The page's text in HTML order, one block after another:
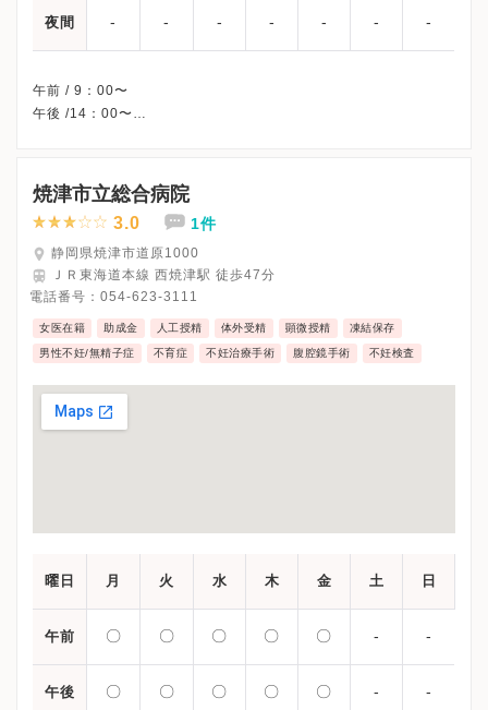
夜間 - - - - - - -
午前 / 9：00〜
午後 /14：00〜
焼津市立総合病院
3.0 1件
静岡県焼津市道原1000
ＪＲ東海道本線 西焼津駅 徒歩47分
電話番号： 054-623-3111
女医在籍 助成金 人工授精 体外受精 顕微授精 凍結保存
男性不妊/無精子症 不育症 不妊治療手術 腹腔鏡手術 不妊検査
曜日 月 火 水 木 金 土 日
午前 〇 〇 〇 〇 〇 - -
午後 〇 〇 〇 〇 〇 - -